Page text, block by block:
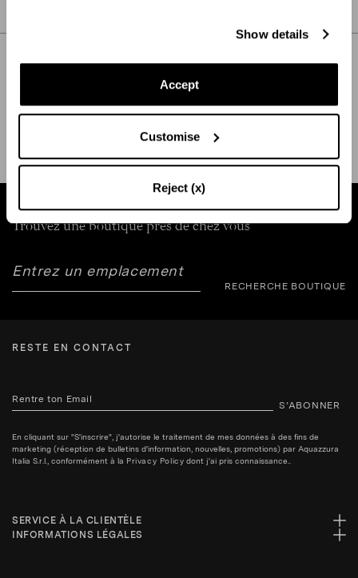
Show details
Accept
Customise
Reject (x)
EXPÉDITION ET RETOUR AIDE
Trouvez une boutique près de chez vous
RECHERCHE BOUTIQUE
RESTE EN CONTACT
S’ABONNER
En cliquant sur "S'inscrire", j'autorise le traitement de mes données à des fins de
marketing (réception de bulletins d'information, nouvelles, promotions) par Aquazzura
Italia S.r.l., conformément à la Privacy Policy dont j'ai pris connaissance..
SERVICE À LA CLIENTÈLE
INFORMATIONS LÉGALES